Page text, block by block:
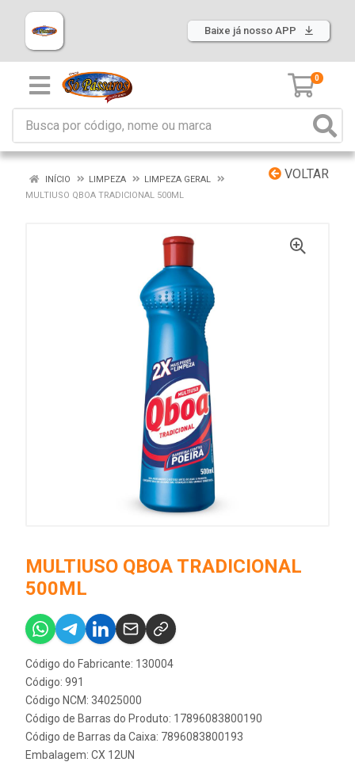
Baixe já nosso APP
0
VOLTAR
INÍCIO LIMPEZA
LIMPEZA GERAL
MULTIUSO QBOA TRADICIONAL 500ML
MULTIUSO QBOA TRADICIONAL
500ML
Código do Fabricante: 130004
Código: 991
Código NCM: 34025000
Código de Barras do Produto: 17896083800190
Código de Barras da Caixa: 7896083800193
Embalagem: CX 12UN